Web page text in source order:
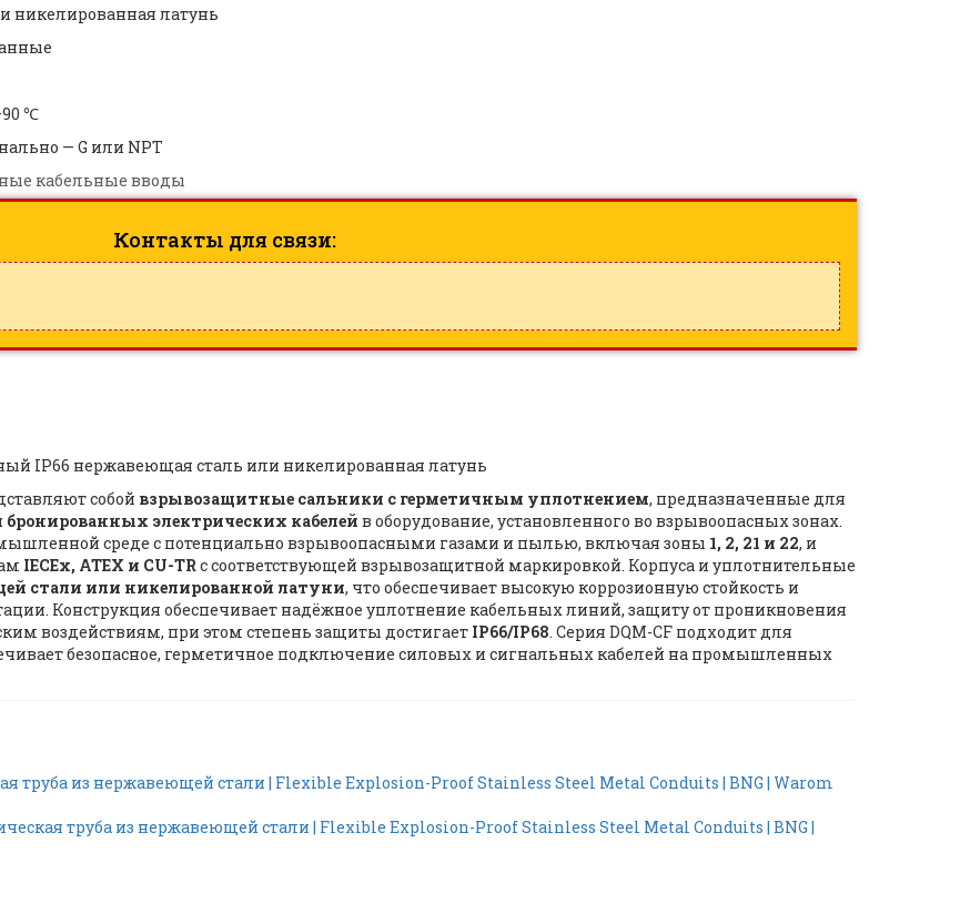
никелированная латунь
℃
— G или NPT
кабельные вводы
Контакты для связи:
IP66 нержавеющая сталь или никелированная латунь
собой взрывозащитные сальники с герметичным уплотнением, предназначенные для
электрических кабелей в оборудование, установленного во взрывоопасных зонах.
среде с потенциально взрывоопасными газами и пылью, включая зоны 1, 2, 21 и 22, и
IECEx, ATEX и CU-TRс соответствующей взрывозащитной маркировкой. Корпуса и уплотнительные
стали или никелированной латуни, что обеспечивает высокую коррозионную стойкость и
Конструкция обеспечивает надёжное уплотнение кабельных линий, защиту от проникновения
воздействиям, при этом степень защиты достигает IP66/IP68. Серия DQM-CF подходит для
безопасное, герметичное подключение силовых и сигнальных кабелей на промышленных